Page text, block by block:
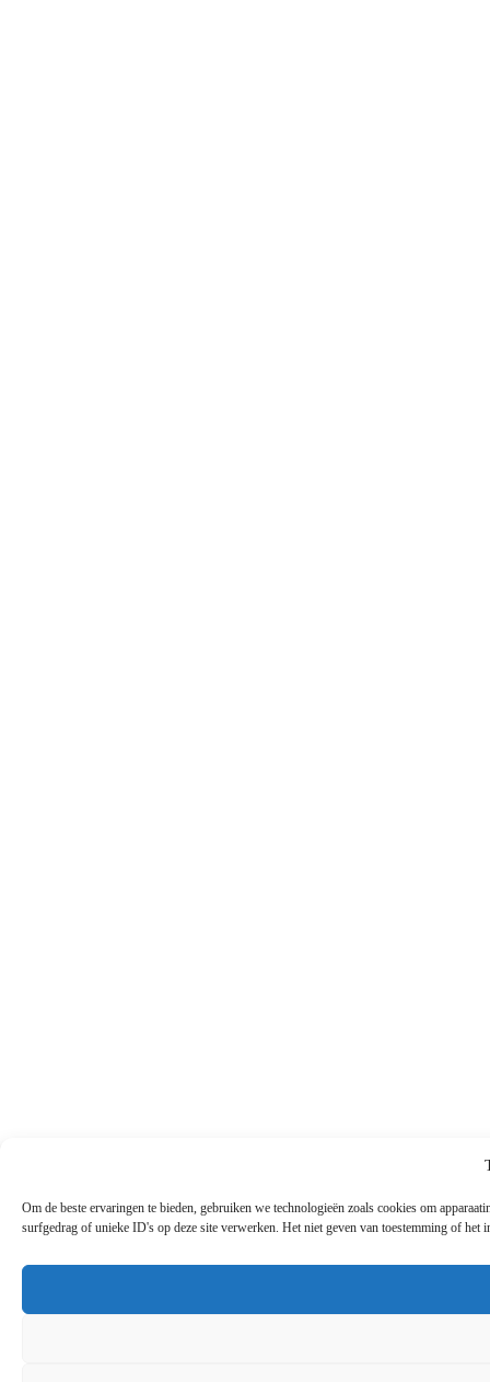
Om de beste ervaringen te bieden, gebruiken we technologieën zoals cookies om
surfgedrag of unieke ID's op deze site verwerken. Het niet geven van toestemming of het